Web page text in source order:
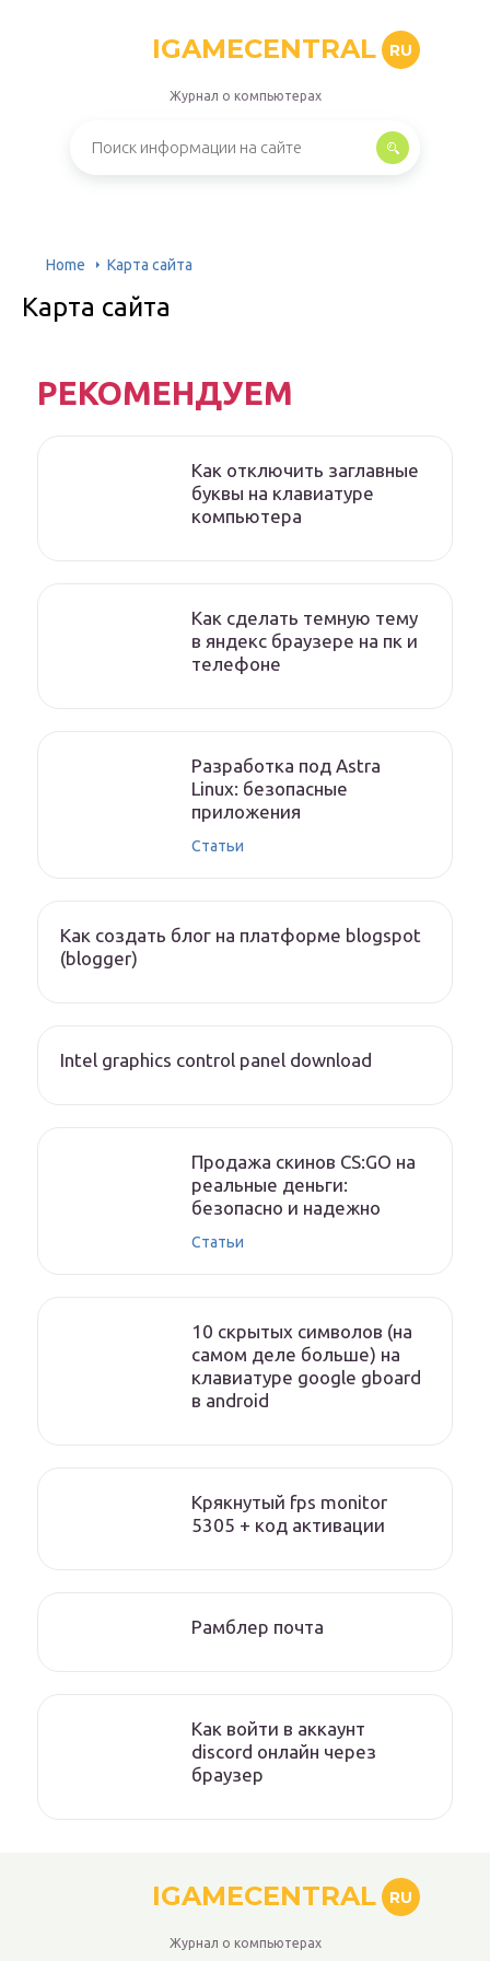
IGAMECENTRAL RU
Журнал о компьютерах
Home Карта сайта
Карта сайта
РЕКОМЕНДУЕМ
Как отключить заглавные
буквы на клавиатуре
компьютера
Как сделать темную тему
в яндекс браузере на пк и
телефоне
Разработка под Astra
Linux: безопасные
приложения
Статьи
Как создать блог на платформе blogspot
(blogger)
Intel graphics control panel download
Продажа скинов CS:GO на
реальные деньги:
безопасно и надежно
Статьи
10 скрытых символов (на
самом деле больше) на
клавиатуре google gboard
в android
Крякнутый fps monitor
5305 + код активации
Рамблер почта
Как войти в аккаунт
discord онлайн через
браузер
IGAMECENTRAL RU
Журнал о компьютерах